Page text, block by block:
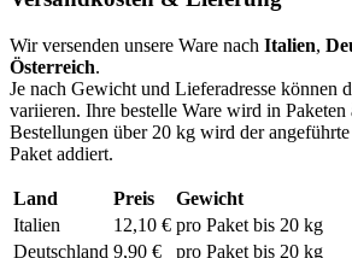
Wir versenden unsere Ware nach Italien,
Österreich.
Je nach Gewicht und Lieferadresse können
variieren. Ihre bestelle Ware wird in
Bestellungen über 20 kg wird der
Paket addiert.
Land Preis
Gewicht
Italien
12,10 € pro Paket bis 20 kg
Deutschland 9,90 €
pro Paket bis 20 kg